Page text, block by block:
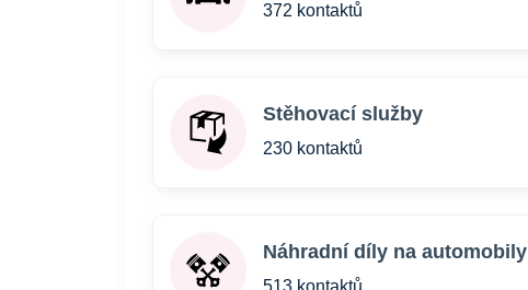
372 kontaktů
Stěhovací služby
230 kontaktů
Náhradní díly na automobily
513 kontaktů